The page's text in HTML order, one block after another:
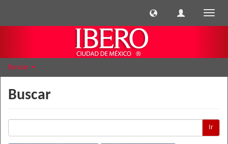
Buscar
Buscar
Ir